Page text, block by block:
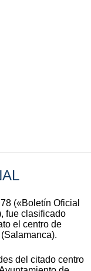
(«Boletín Oficial
fue clasificado
el centro de
del citado centro